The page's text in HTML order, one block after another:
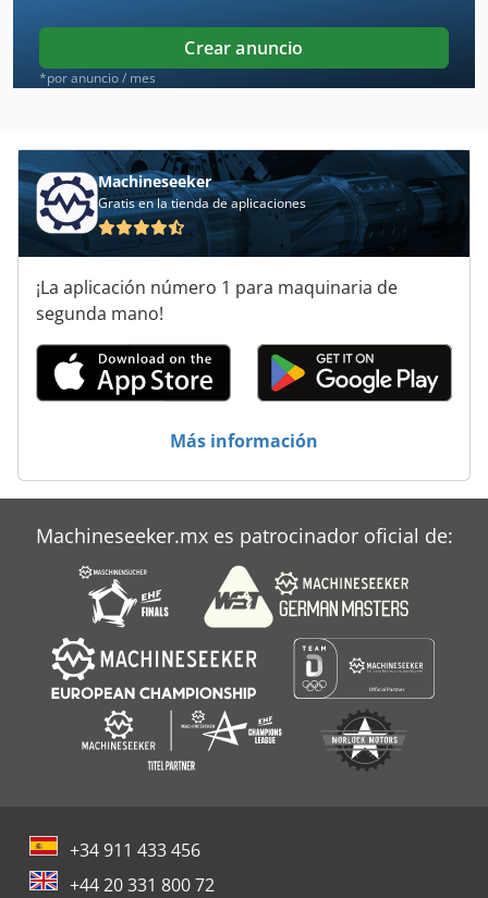
Holzstar Bts 150
Holzstar Db 1100
Lissmac Fs 13 B
Panhans 250
Panhans 259
Panhans 261
Panhans 690
Panhans Euro 10
Si 550
Weeke Bst 500
Crear anuncio
*por anuncio / mes
Machineseeker
Gratis en la tienda de aplicaciones
¡La aplicación número 1 para maquinaria de
segunda mano!
Más información
Machineseeker.mx es patrocinador oficial de:
+34 911 433 456
+44 20 331 800 72